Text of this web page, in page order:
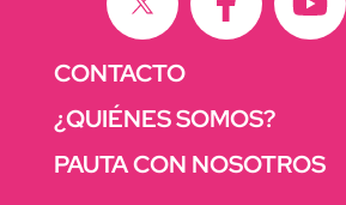
CONTACTO
¿QUIÉNES SOMOS?
PAUTA CON NOSOTROS